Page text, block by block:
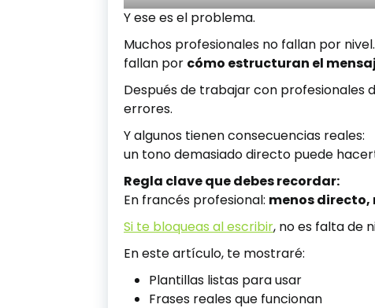
Y ese es el problema.
Muchos profesionales no fallan por
fallan por cómo estructuran el
Después de trabajar con profesionales
errores.
Y algunos tienen consecuencias reales:
un tono demasiado directo puede
Regla clave que debes recordar:
En francés profesional: menos
Si te bloqueas al escribir, no es falta de
En este artículo, te mostraré:
Plantillas listas para usar
Frases reales que funcionan